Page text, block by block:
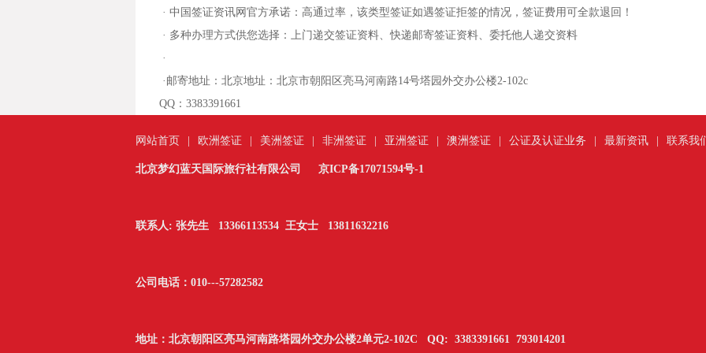
· 中国签证资讯网官方承诺：高通过率，该类型签证如遇签证拒签的情况，签证费用可全款退回！
· 多种办理方式供您选择：上门递交签证资料、快递邮寄签证资料、委托他人递交资料
·
·邮寄地址： 北京地址：北京市朝阳区亮马河南路14号塔园外交办公楼2-102c
QQ：3383391661
网站首页 欧洲签证 美洲签证 非洲签证 亚洲签证 澳洲签证 公证及认证业务 最新资讯 联系我
北京梦幻蓝天国际旅行社有限公司 京ICP备17071594号-1
联系人: 张先生 13366113534 王女士 13811632216
公司电话：010---57282582
地址：北京朝阳区亮马河南路塔园外交办公楼2单元2-102C QQ: 3383391661 793014201